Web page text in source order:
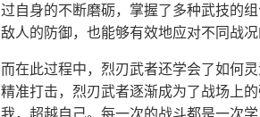
过自身的不断磨砺，掌握了多种武技的
敌人的防御，也能够有效地应对不同战况
而在此过程中，烈刃武者还学会了如何
精准打击，烈刃武者逐渐成为了战场上